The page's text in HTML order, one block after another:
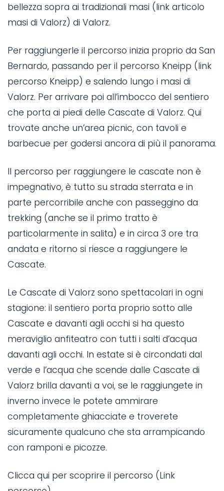
bellezza sopra ai tradizionali masi (link articolo
masi di Valorz) di Valorz.
Per raggiungerle il percorso inizia proprio da San
Bernardo, passando per il percorso Kneipp (link
percorso Kneipp) e salendo lungo i masi di
Valorz. Per arrivare poi all’imbocco del sentiero
che porta ai piedi delle Cascate di Valorz. Qui
trovate anche un’area picnic, con tavoli e
barbecue per godersi ancora di più il panorama.
Il percorso per raggiungere le cascate non è
impegnativo, è tutto su strada sterrata e in
parte percorribile anche con passeggino da
trekking (anche se il primo tratto è
particolarmente in salita) e in circa 3 ore tra
andata e ritorno si riesce a raggiungere le
Cascate.
Le Cascate di Valorz sono spettacolari in ogni
stagione: il sentiero porta proprio sotto alle
Cascate e davanti agli occhi si ha questo
meraviglio anfiteatro con tutti i salti d’acqua
davanti agli occhi. In estate si è circondati dal
verde e l’acqua che scende dalle Cascate di
Valorz brilla davanti a voi, se le raggiungete in
inverno invece le potete ammirare
completamente ghiacciate e troverete
sicuramente qualcuno che sta arrampicando
con ramponi e picozze.
Clicca qui per scoprire il percorso (Link